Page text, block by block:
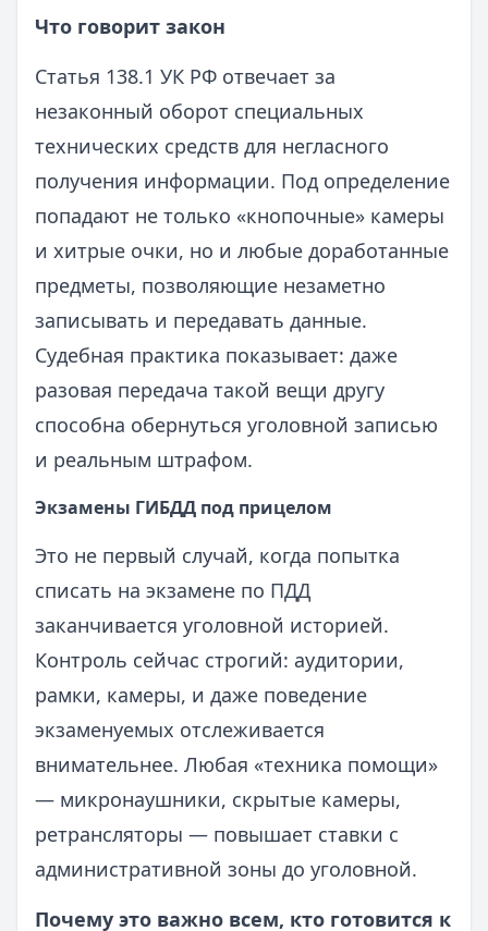
Что говорит закон
Статья 138.1 УК РФ отвечает за
незаконный оборот специальных
технических средств для негласного
получения информации. Под определение
попадают не только «кнопочные» камеры
и хитрые очки, но и любые доработанные
предметы, позволяющие незаметно
записывать и передавать данные.
Судебная практика показывает: даже
разовая передача такой вещи другу
способна обернуться уголовной записью
и реальным штрафом.
Экзамены ГИБДД под прицелом
Это не первый случай, когда попытка
списать на экзамене по ПДД
заканчивается уголовной историей.
Контроль сейчас строгий: аудитории,
рамки, камеры, и даже поведение
экзаменуемых отслеживается
внимательнее. Любая «техника помощи»
— микронаушники, скрытые камеры,
ретрансляторы — повышает ставки с
административной зоны до уголовной.
Почему это важно всем, кто готовится к